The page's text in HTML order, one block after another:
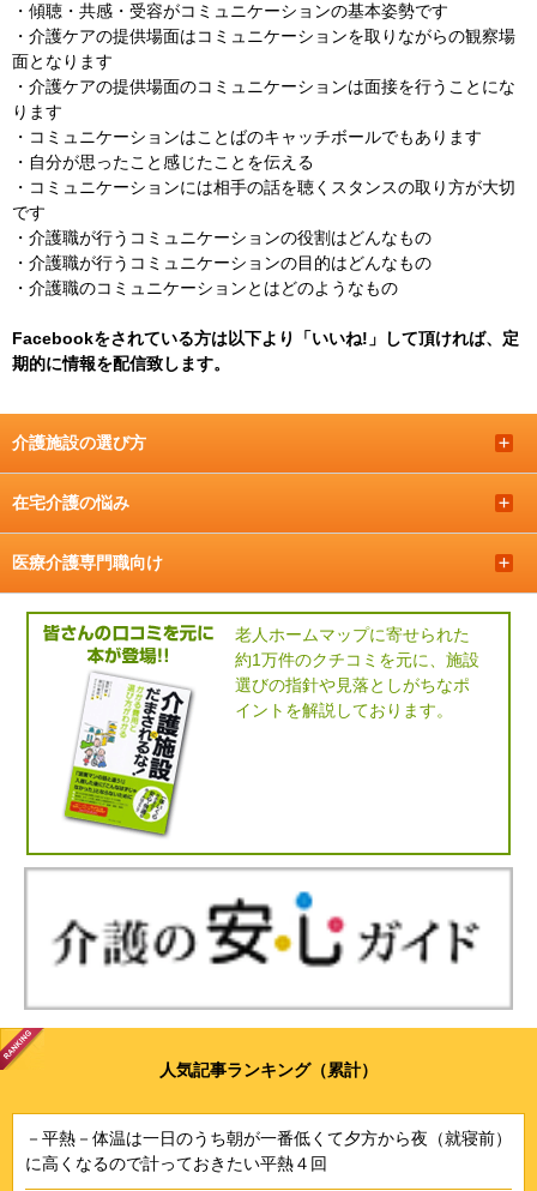
・ 傾聴・共感・受容がコミュニケーションの基本姿勢です
・ 介護ケアの提供場面はコミュニケーションを取りながらの観察場
面となります
・ 介護ケアの提供場面のコミュニケーションは面接を行うことにな
ります
・ コミュニケーションはことばのキャッチボールでもあります
・ 自分が思ったこと感じたことを伝える
・ コミュニケーションには相手の話を聴くスタンスの取り方が大切
です
・ 介護職が行うコミュニケーションの役割はどんなもの
・ 介護職が行うコミュニケーションの目的はどんなもの
・ 介護職のコミュニケーションとはどのようなもの
Facebookをされている方は以下より「いいね!」して頂ければ、定
期的に情報を配信致します。
介護施設の選び方
在宅介護の悩み
医療介護専門職向け
老人ホームマップに寄せられた
約1万件のクチコミを元に、施設
選びの指針や見落としがちなポ
イントを解説しております。
人気記事ランキング（累計）
－平熱－体温は一日のうち朝が一番低くて夕方から夜（就寝前）
に高くなるので計っておきたい平熱４回